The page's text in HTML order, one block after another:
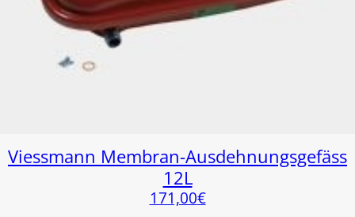
Viessmann Membran-Ausdehnungsgefäss
12L
171,00€